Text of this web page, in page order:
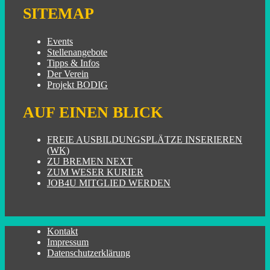
SITEMAP
Events
Stellenangebote
Tipps & Infos
Der Verein
Projekt BODIG
AUF EINEN BLICK
FREIE AUSBILDUNGSPLÄTZE INSERIEREN
(WK)
ZU BREMEN NEXT
ZUM WESER KURIER
JOB4U MITGLIED WERDEN
Kontakt
Impressum
Datenschutzerklärung